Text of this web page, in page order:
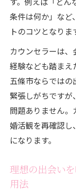
条件は何か」など
トのコツとなりま
カウンセラーは
経験なども踏まえ
五條市ならではの
緊張しがちですが
問題ありません
婚活観を再確認し
になります。
理想の出会い
用法